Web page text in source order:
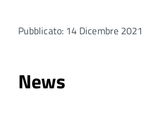
Pubblicato: 14 Dicembre 2021
News